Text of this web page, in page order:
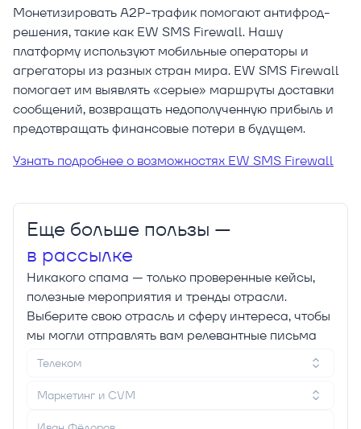
Монетизировать A2P-трафик помогают антифрод-
решения, такие как EW SMS Firewall. Нашу
платформу используют мобильные операторы и
агрегаторы из разных стран мира. EW SMS Firewall
помогает им выявлять «серые» маршруты доставки
сообщений, возвращать недополученную прибыль и
предотвращать финансовые потери в будущем.
Узнать подробнее о возможностях EW SMS Firewall
Еще больше пользы —
в рассылке
Никакого спама — только проверенные кейсы,
полезные мероприятия и тренды отрасли.
Выберите свою отрасль и сферу интереса, чтобы
мы могли отправлять вам релевантные письма
Телеком
Маркетинг и CVM